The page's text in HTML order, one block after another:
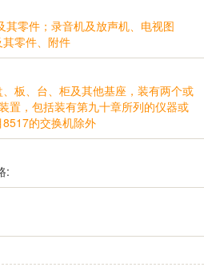
零件；录音机及放声机、电视图
零件、附件
板、台、柜及其他基座，装有两个或
置，包括装有第九十章所列的仪器或
的交换机除外
: